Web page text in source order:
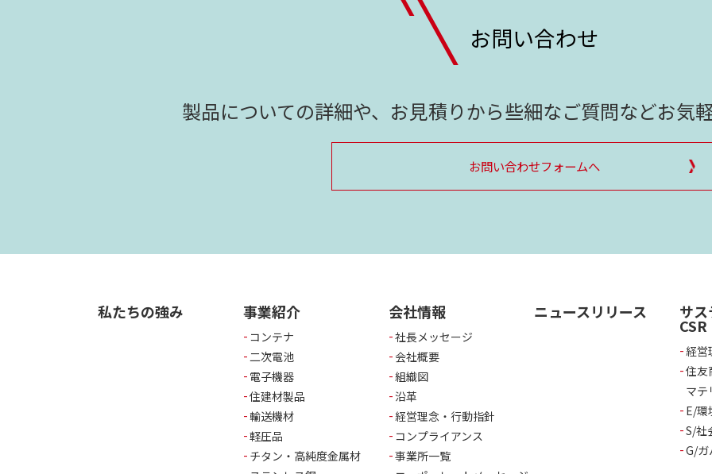
お問い合わせ
製品についての詳細や、お見積りから些細なご質問などお気
お問い合わせフォームへ
私たちの強み 事業紹介
コンテナ
二次電池
電子機器
住建材製品
輸送機材
軽圧品
チタン・高純度金属材
会社情報
社長メッセージ
会社概要
組織図
沿革
経営理念・行動指針
コンプライアンス
事業所一覧
ニュースリリース サ
経営
住友
マテ
E/環
S/社
G/ガ